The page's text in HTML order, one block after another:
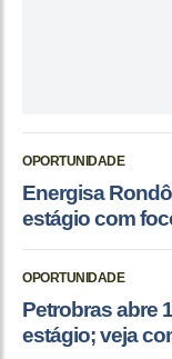
OPORTUNIDADE
Energisa
estágio com
OPORTUNIDADE
Petrobras abre
estágio; veja